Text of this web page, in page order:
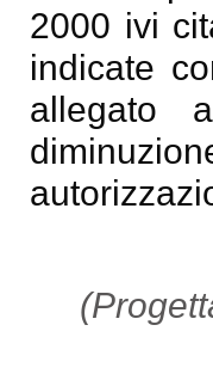
2000 ivi
indicate
allegato